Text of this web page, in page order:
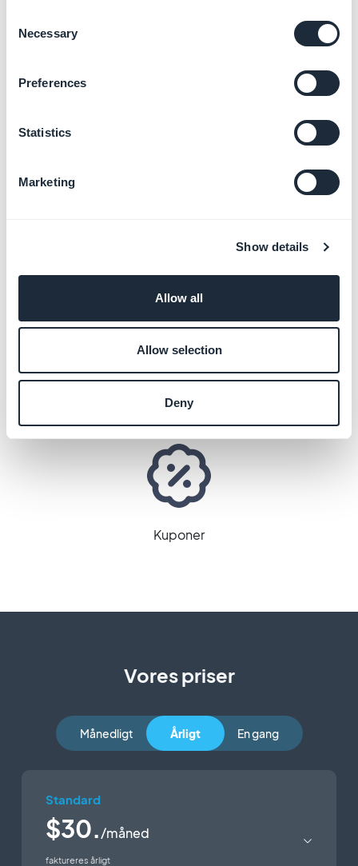
Selection
Necessary
Preferences
Statistics
Marketing
Show details
Allow all
Allow selection
Deny
GoodBarber giver dig uendelige muligheder for at
lave en app.
Kuponer
Vores priser
Månedligt Årligt En gang
Standard
$30./måned
faktureres årligt